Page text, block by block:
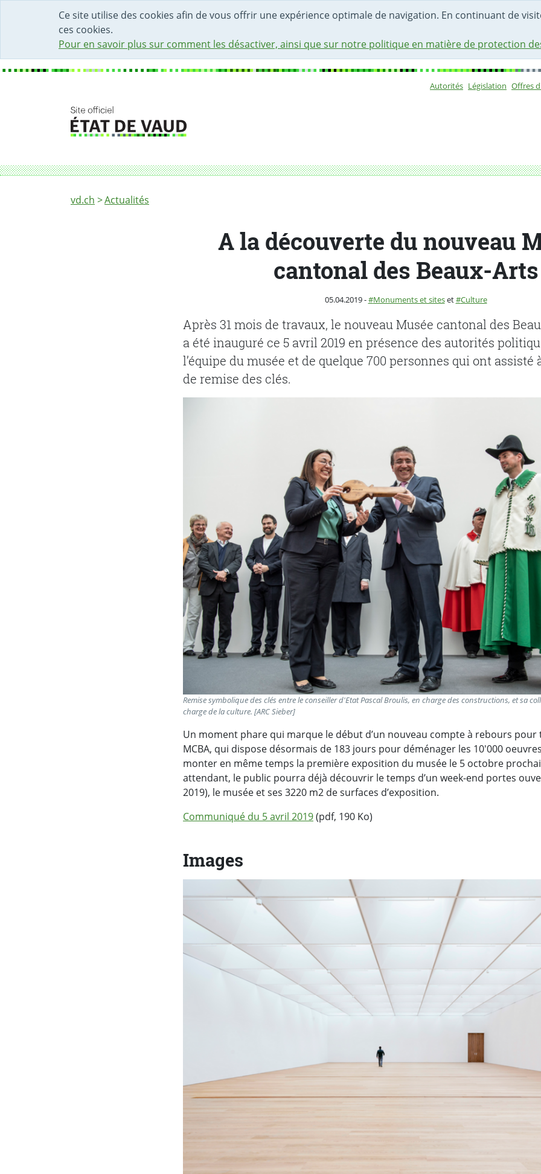
Ce site utilise des cookies afin de vous offrir une expérience optimale de navigation. En continuant de
ces cookies.
Pour en savoir plus sur comment les désactiver, ainsi que sur notre politique en matière de protection
DÉBUT DU CONTENU DE LA PAGE
ACCÈS AU CHAMP DE RECHERCHE
PAGE D'ACCUEIL
FORMULAIRE DE CONTACT
Autorités Législation Offres
Fil d'Ariane
vd.ch Actualités
A la découverte du nouveau Musée cantonal des Beaux-Arts
A la découverte du nouveau
cantonal des Beaux-Arts
Publié le
05.04.2019-Catégorie :
Monuments et siteset Culture
Après 31 mois de travaux, le nouveau Musée cantonal des
a été inauguré ce 5 avril 2019 en présence des autorités
l’équipe du musée et de quelque 700 personnes qui ont assisté
de remise des clés.
Remise symbolique des clés entre le conseiller d'Etat Pascal Broulis, en charge des constructions, et sa
charge de la culture. [ARC Sieber]
Un moment phare qui marque le début d’un nouveau compte à rebours pour
MCBA, qui dispose désormais de 183 jours pour déménager les 10'000
monter en même temps la première exposition du musée le 5 octobre
attendant, le public pourra déjà découvrir le temps d’un week-end portes
2019), le musée et ses 3220 m2 de surfaces d’exposition.
Communiqué du 5 avril 2019(pdf, 190 Ko)
Images